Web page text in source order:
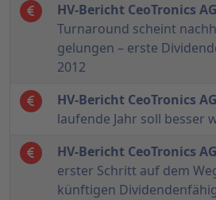
HV-Bericht CeoTronics AG
Turnaround scheint
gelungen – erste
2012
HV-Bericht CeoTronics AG
laufende Jahr soll besser
HV-Bericht CeoTronics AG
erster Schritt auf dem
künftigen